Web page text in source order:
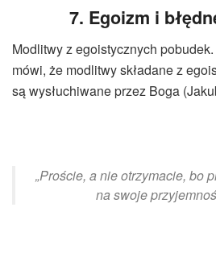
7. Egoizm i
Modlitwy z egoistycznych
mówi, że modlitwy składane z
są wysłuchiwane przez Boga
„Proście, a nie otrzymacie, bo
na swoje